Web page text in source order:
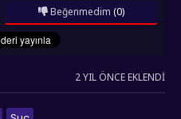
Beğenmedim (0)
2 YIL ÖNCE EKLENDI